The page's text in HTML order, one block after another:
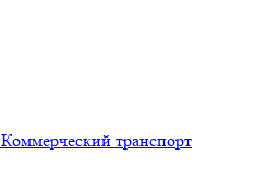
Коммерческий транспорт